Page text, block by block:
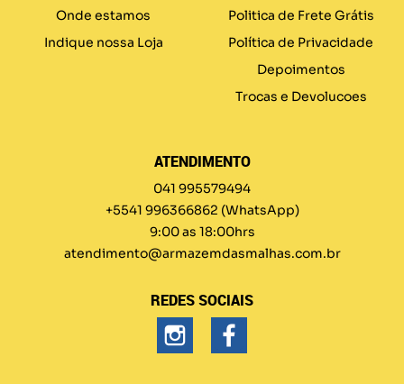
Onde estamos
Indique nossa Loja
Politica de Frete Grátis
Política de Privacidade
Depoimentos
Trocas e Devolucoes
ATENDIMENTO
041 995579494
+5541 996366862 (WhatsApp)
9:00 as 18:00hrs
atendimento@armazemdasmalhas.com.br
REDES SOCIAIS